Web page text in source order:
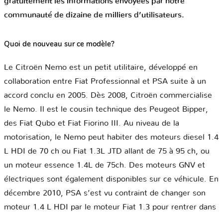
communauté de dizaine de milliers d’utilisateurs.
Quoi de nouveau sur ce modèle?
Le Citroën Nemo est un petit utilitaire, développé en
collaboration entre Fiat Professionnal et PSA suite à un
accord conclu en 2005. Dès 2008, Citroën commercialise
le Nemo. Il est le cousin technique des Peugeot Bipper,
des Fiat Qubo et Fiat Fiorino III. Au niveau de la
motorisation, le Nemo peut habiter des moteurs diesel 1.4
L HDI de 70 ch ou Fiat 1.3L JTD allant de 75 à 95 ch, ou
un moteur essence 1.4L de 75ch. Des moteurs GNV et
électriques sont également disponibles sur ce véhicule. En
décembre 2010, PSA s’est vu contraint de changer son
moteur 1.4 L HDI par le moteur Fiat 1.3 pour rentrer dans